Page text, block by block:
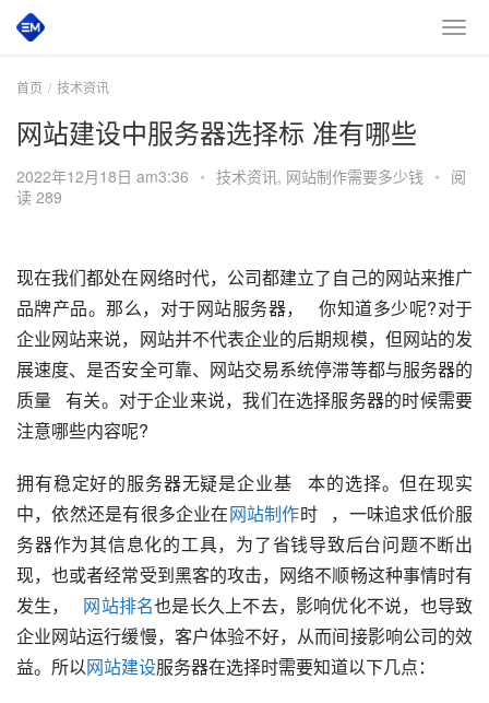
首页 技术资讯
网站建设中服务器选择标 准有哪些
2022年12月18日 am3:36 • 技术资讯, 网站制作需要多少钱 • 阅
读 289
现在我们都处在网络时代，公司都建立了自己的网站来推广
品牌产品。那么，对于网站服务器，   你知道多少呢?对于
企业网站来说，网站并不代表企业的后期规模，但网站的发
展速度、是否安全可靠、网站交易系统停滞等都与服务器的
质量   有关。对于企业来说，我们在选择服务器的时候需要
注意哪些内容呢?
拥有稳定好的服务器无疑是企业基   本的选择。但在现实
中，依然还是有很多企业在网站制作时   ，一味追求低价服
务器作为其信息化的工具，为了省钱导致后台问题不断出
现，也或者经常受到黑客的攻击，网络不顺畅这种事情时有
发生， 网站排名也是长久上不去，影响优化不说，也导致
企业网站运行缓慢，客户体验不好，从而间接影响公司的效
益。所以网站建设服务器在选择时需要知道以下几点：